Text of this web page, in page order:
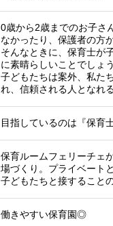
0歳から2歳までのお子さ
なかったり、保護者の方
そんなときに、保育士が
に素晴らしいことでしょう
子どもたちは案外、私た
れ、信頼される人となれ
目指しているのは『保育
保育ルームフェリーチェ
場づくり。プライベート
子どもたちと接すること
働きやすい保育園◎